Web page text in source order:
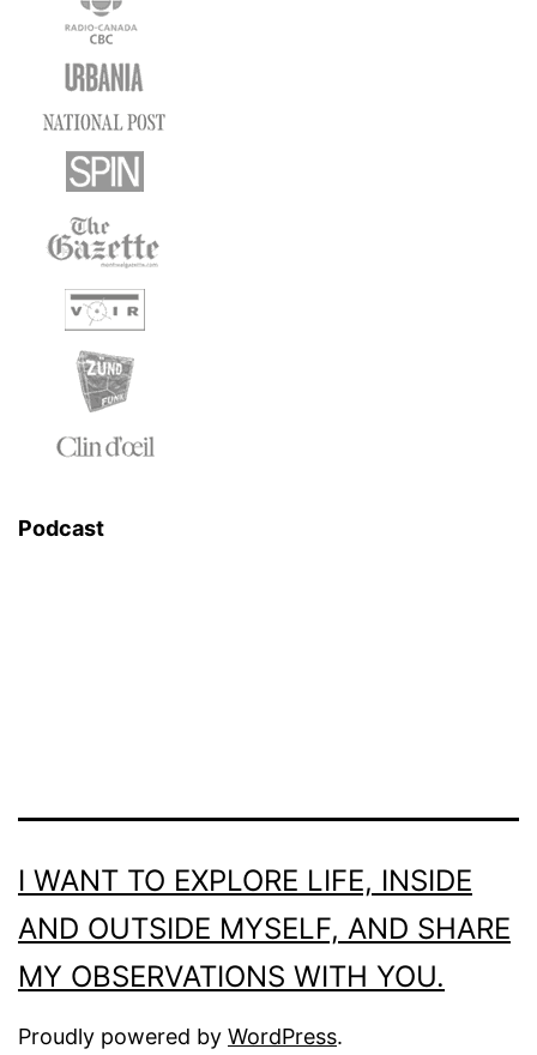
Podcast
I WANT TO EXPLORE LIFE, INSIDE
AND OUTSIDE MYSELF, AND SHARE
MY OBSERVATIONS WITH YOU.
Proudly powered by WordPress.